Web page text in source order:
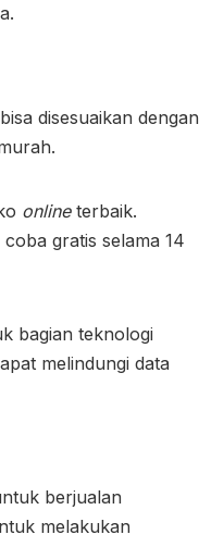
disesuaikan dengan
online terbaik.
gratis selama 14
bagian teknologi
melindungi data
berjualan
melakukan